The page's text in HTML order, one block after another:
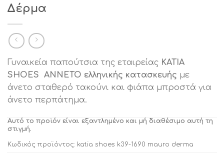
Δέρμα
Γυναικεία παπούτσια της εταιρείας KATIA
SHOES ANNETO ελληνικής κατασκευής με
άνετο σταθερό τακούνι και φιάπα μπροστά για
άνετο περπάτημα.
Αυτό το προϊόν είναι εξαντλημένο και μή διαθέσιμο αυτή τη
στιγμή.
Κωδικός προϊόντος: katia shoes k39-1690 mauro derma